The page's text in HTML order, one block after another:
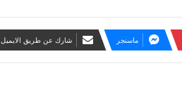
ماسنجر شارك عن طريق الايميل